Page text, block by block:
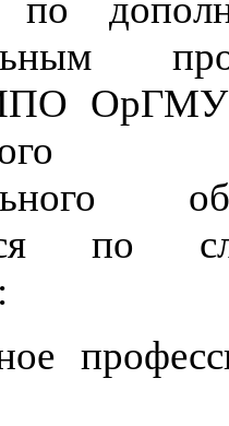
ОрГМУ
по